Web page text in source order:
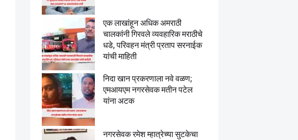
एक लाखांहून अधिक अमराठी
चालकांनी गिरवले व्यवहारिक मराठीचे
धडे, परिवहन मंत्री प्रताप सरनाईक
यांची माहिती
निदा खान प्रकरणाला नवे वळण;
एमआयएम नगरसेवक मतीन पटेल
यांना अटक
नगरसेवक रमेश म्हात्रेच्या सुटकेचा